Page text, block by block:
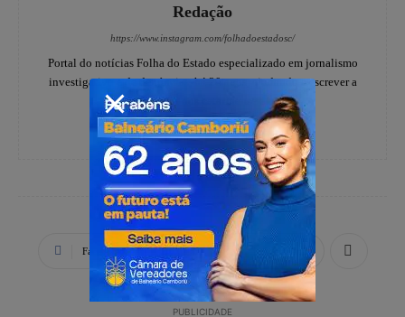
Redação
https://www.instagram.com/folhadoestadosc/
Portal do notícias Folha do Estado especializado em jornalismo
investigativo e de denúncias, há 20 anos, ajudando a escrever a
história dos catarinenses.
Facebook X
PUBLICIDADE